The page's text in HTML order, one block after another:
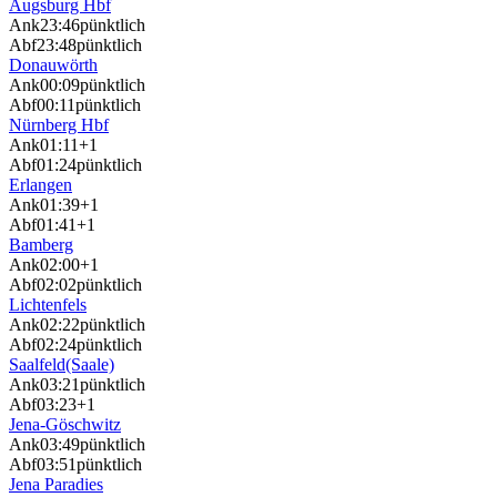
Augsburg Hbf
Ank23:46pünktlich
Abf23:48pünktlich
Donauwörth
Ank00:09pünktlich
Abf00:11pünktlich
Nürnberg Hbf
Ank01:11+1
Abf01:24pünktlich
Erlangen
Ank01:39+1
Abf01:41+1
Bamberg
Ank02:00+1
Abf02:02pünktlich
Lichtenfels
Ank02:22pünktlich
Abf02:24pünktlich
Saalfeld(Saale)
Ank03:21pünktlich
Abf03:23+1
Jena-Göschwitz
Ank03:49pünktlich
Abf03:51pünktlich
Jena Paradies